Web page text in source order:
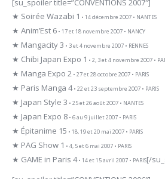
[su_spoiler title=”CONVENTIONS 2007″]
★ Soirée Wazabi 1 • 14 décembre 2007 • NANTES
★ Anim’Est 6 • 17 et 18 novembre 2007 • NANCY
★ Mangacity 3 • 3 et 4 novembre 2007 • RENNES
★ Chibi Japan Expo 1 • 2, 3 et 4 novembre 2007 •
★ Manga Expo 2 • 27 et 28 octobre 2007 • PARIS
★ Paris Manga 4• 22 et 23 septembre 2007 • PARIS
★ Japan Style 3 • 25 et 26 août 2007 • NANTES
★ Japan Expo 8 • 6 au 9 juillet 2007 • PARIS
★ Épitanime 15 • 18, 19 et 20 mai 2007 • PARIS
★ PAG Show 1 • 4, 5 et 6 mai 2007 • PARIS
★ GAME in Paris 4• 14 et 15 avril 2007 • PARIS[/